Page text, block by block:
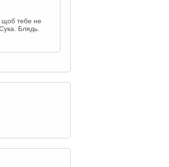
щоб тебе не
Блядь.